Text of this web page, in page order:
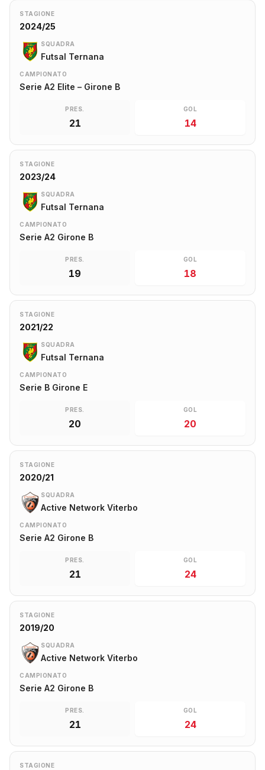
STAGIONE
2024/25
SQUADRA
Futsal Ternana
CAMPIONATO
Serie A2 Elite – Girone B
PRES.
21
GOL
14
STAGIONE
2023/24
SQUADRA
Futsal Ternana
CAMPIONATO
Serie A2 Girone B
PRES.
19
GOL
18
STAGIONE
2021/22
SQUADRA
Futsal Ternana
CAMPIONATO
Serie B Girone E
PRES.
20
GOL
20
STAGIONE
2020/21
SQUADRA
Active Network Viterbo
CAMPIONATO
Serie A2 Girone B
PRES.
21
GOL
24
STAGIONE
2019/20
SQUADRA
Active Network Viterbo
CAMPIONATO
Serie A2 Girone B
PRES.
21
GOL
24
STAGIONE